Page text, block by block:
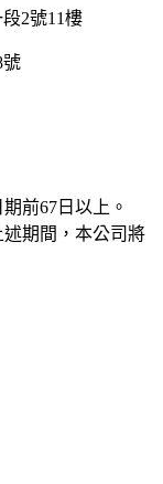
2號11樓
號
期前67 日以上。
期間，本公司將